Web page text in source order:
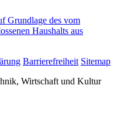
Grundlage des vom
Haushalts aus
Barrierefreiheit Sitemap
Wirtschaft und Kultur